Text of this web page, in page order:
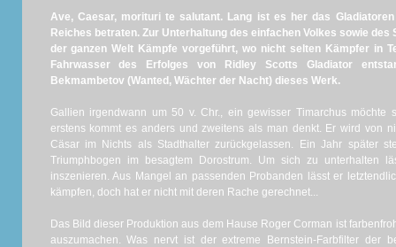
Ave, Caesar, morituri te salutant. Lang ist es her das
Reiches betraten. Zur Unterhaltung des einfachen Volkes sowie
der ganzen Welt Kämpfe vorgeführt, wo nicht selten Kämpfer in
Fahrwasser des Erfolges von Ridley Scotts Gladiator
Bekmambetov (Wanted, Wächter der Nacht) dieses Werk.
Gallien irgendwann um 50 v. Chr., ein gewisser Timarchus
erstens kommt es anders und zweitens als man denkt. Er wird von
Cäsar im Nichts als Stadthalter zurückgelassen. Ein Jahr später
Triumphbogen im besagtem Dorostrum. Um sich zu unterhalten
inszenieren. Aus Mangel an passenden Probanden lässt er
kämpfen, doch hat er nicht mit deren Rache gerechnet...
Das Bild dieser Produktion aus dem Hause Roger Corman ist
auszumachen. Was nervt ist der extreme Bernstein-Farbfilter der